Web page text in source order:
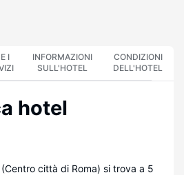
I
INFORMAZIONI
SULL'HOTEL
CONDIZIONI
DELL'HOTEL
hotel
città di Roma) si trova a 5